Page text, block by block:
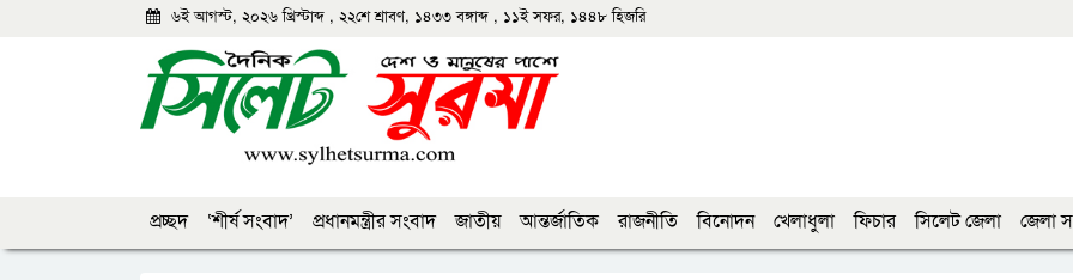
৬ই আগস্ট, ২০২৬ খ্রিস্টাব্দ , ২২শে শ্রাবণ, ১৪৩৩ বঙ্গাব্দ , ১১ই সফর, ১৪৪৮ হিজরি
প্রচ্ছদ ‘শীর্ষ সংবাদ’ প্রধানমন্ত্রীর সংবাদ জাতীয় আন্তর্জাতিক রাজনীতি বিনোদন খেলাধুলা ফিচার সিলেট জেলা জেলা